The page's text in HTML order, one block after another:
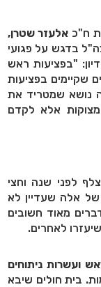
ח"כאלעזר שטרן,
בדגש על פגועי
"בפציעות ראש
שקיימים בפציעות
נושא שמטריד את
אלא לקדם
לפני שנה וחצי
אלה שעדיין לא
מאוד חשובים
לאחרים.
ועשרות ניתוחים
בית חולים שיבא